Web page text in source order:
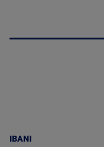
IBANI